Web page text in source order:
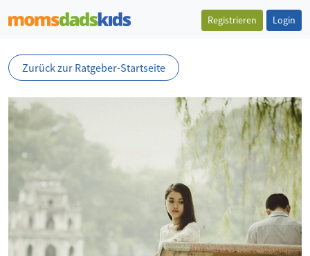
Registrieren Login
Zurück zur Ratgeber-Startseite